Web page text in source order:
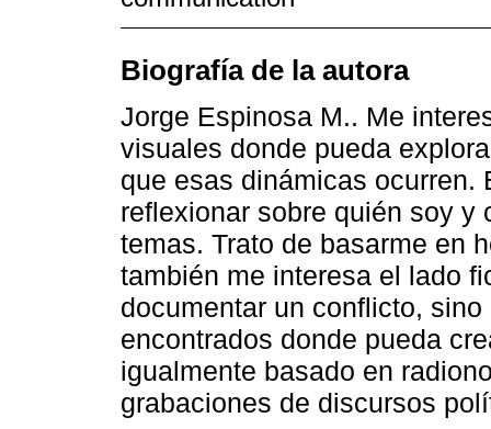
Biografía de la autora
Jorge Espinosa M.. Me
visuales donde pueda
que esas dinámicas ocurren.
reflexionar sobre quién soy y
temas. Trato de basarme en
también me interesa el lado
documentar un conflicto,
encontrados donde pueda
igualmente basado en
grabaciones de discursos